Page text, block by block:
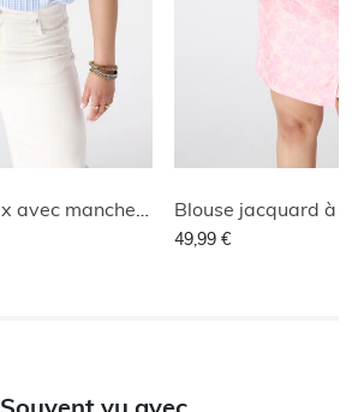
Blouse à carreaux avec manches bouffantes Blouse jacquard à
49,99 €